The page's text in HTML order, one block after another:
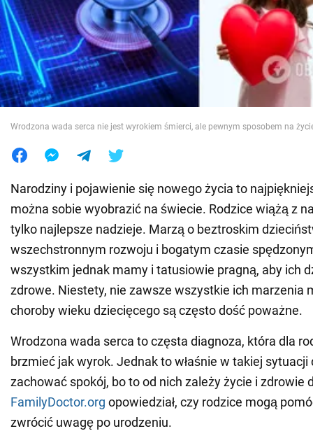
Wojna na Ukrainie
Świat
Jedzenie
Wrodzona wada serca nie jest wyrokiem śmierci, ale pewnym sposobem na
Narodziny i pojawienie się nowego życia to
można sobie wyobrazić na świecie. Rodzice wiążą z
tylko najlepsze nadzieje. Marzą o beztroskim
wszechstronnym rozwoju i bogatym czasie
wszystkim jednak mamy i tatusiowie pragną, aby ich
zdrowe. Niestety, nie zawsze wszystkie ich marzenia
choroby wieku dziecięcego są często dość poważne.
Wrodzona wada serca to częsta diagnoza, która dla
brzmieć jak wyrok. Jednak to właśnie w takiej sytuacji
zachować spokój, bo to od nich zależy życie i zdrowie
FamilyDoctor.org opowiedział, czy rodzice mogą
zwrócić uwagę po urodzeniu.